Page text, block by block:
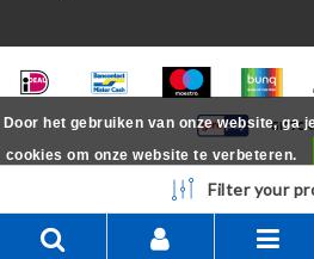
Filter your
Door het gebruiken van onze website, ga
cookies om onze website te verbeteren.
Meer over